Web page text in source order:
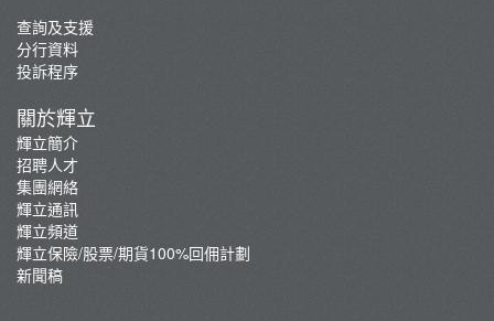
查詢及支援
分行資料
投訴程序
關於輝立
輝立簡介
招聘人才
集團網絡
輝立通訊
輝立頻道
輝立保險/股票/期貨100%回佣計劃
新聞稿